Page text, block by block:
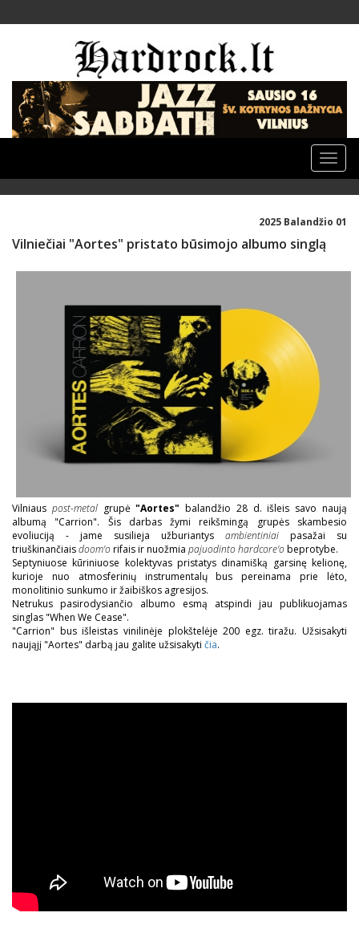
Toggle
2025 Balandžio 01
Vilniečiai "Aortes" pristato būsimojo albumo singlą
Vilniaus post-metalgrupė"Aortes"balandžio 28 d. išleis savo naują
albumą "Carrion". Šis darbas žymi reikšmingą grupės skambesio
evoliuciją - jame susilieja užburiantys ambientiniai pasažai su
triuškinančiaisdoom'orifais ir nuožmia pajuodinto hardcore'obeprotybe.
Septyniuose kūriniuose kolektyvas pristatys dinamišką garsinę kelionę,
kurioje nuo atmosferinių instrumentalų bus pereinama prie lėto,
monolitinio sunkumo ir žaibiškos agresijos.
Netrukus pasirodysiančio albumo esmą atspindi jau publikuojamas
singlas "When We Cease".
"Carrion" bus išleistas vinilinėje plokštelėje 200 egz. tiražu. Užsisakyti
naująjį "Aortes" darbą jau galite užsisakyti čia.